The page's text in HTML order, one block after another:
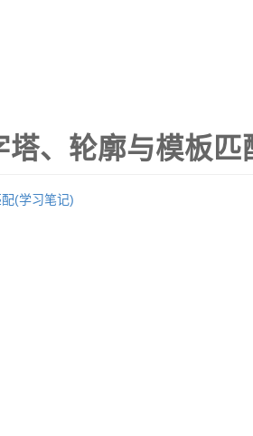
、轮廓与模板匹
(学习笔记)